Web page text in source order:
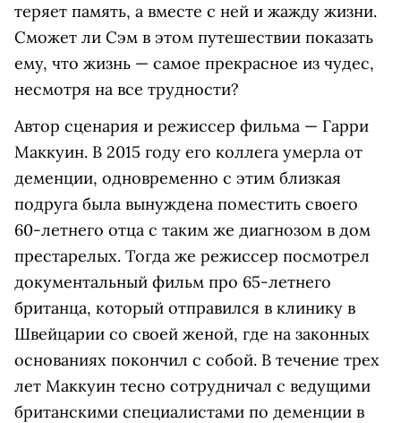
теряет память, а вместе с ней и жажду жизни.
Сможет ли Сэм в этом путешествии показать
ему, что жизнь — самое прекрасное из чудес,
несмотря на все трудности?
Автор сценария и режиссер фильма — Гарри
Маккуин. В 2015 году его коллега умерла от
деменции, одновременно с этим близкая
подруга была вынуждена поместить своего
60-летнего отца с таким же диагнозом в дом
престарелых. Тогда же режиссер посмотрел
документальный фильм про 65-летнего
британца, который отправился в клинику в
Швейцарии со своей женой, где на законных
основаниях покончил с собой. В течение трех
лет Маккуин тесно сотрудничал с ведущими
британскими специалистами по деменции в